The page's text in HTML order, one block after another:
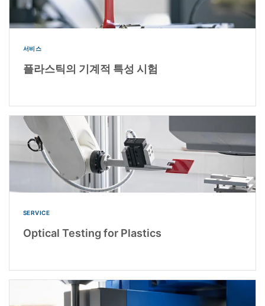
서비스
플라스틱의 기계적 특성 시험
SERVICE
Optical Testing for Plastics